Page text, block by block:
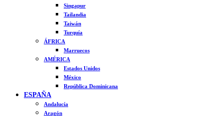
Singapur
Tailandia
Taiwán
Turquía
ÁFRICA
Marruecos
AMÉRICA
Estados Unidos
México
República Dominicana
ESPAÑA
Andalucía
Aragón